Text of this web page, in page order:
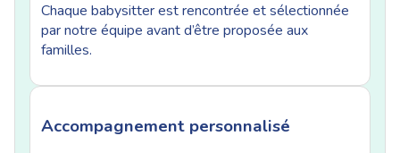
Chaque babysitter est rencontrée et sélectionnée
par notre équipe avant d’être proposée aux
familles.
Accompagnement personnalisé